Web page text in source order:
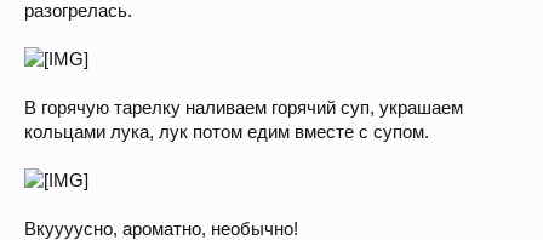
разогрелась.
В горячую тарелку наливаем горячий суп, украшаем
кольцами лука, лук потом едим вместе с супом.
Вкуууусно, ароматно, необычно!